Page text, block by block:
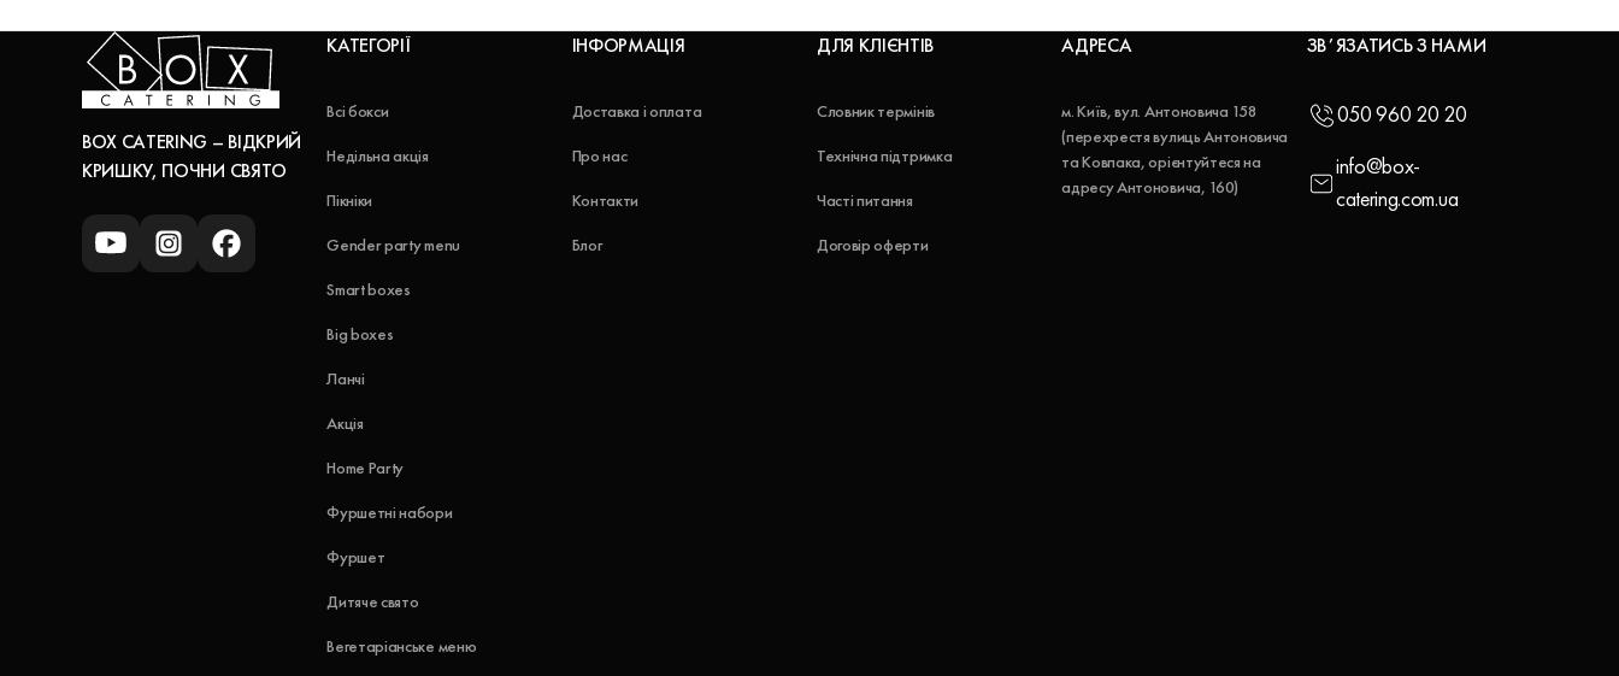
BOX CATERING – ВІДКРИЙ
КРИШКУ, ПОЧНИ СВЯТО
КАТЕГОРІЇ
Всі бокси
Недільна акція
Пікніки
Gender party menu
Smart boxes
Big boxes
Ланчі
Акція
Home Party
Фуршетні набори
Фуршет
Дитяче свято
Вегетаріанське меню
ІНФОРМАЦІЯ
Доставка і оплата
Про нас
Контакти
Блог
ДЛЯ КЛІЄНТІВ
Словник термінів
Технічна підтримка
Часті питання
Договір оферти
АДРЕСА
м. Київ, вул. Антоновича 158
(перехрестя вулиць Антоновича
та Ковпака, орієнтуйтеся на
адресу Антоновича, 160)
ЗВʼЯЗАТИСЬ З НАМИ
050 960 20 20
info@box-
catering.com.ua